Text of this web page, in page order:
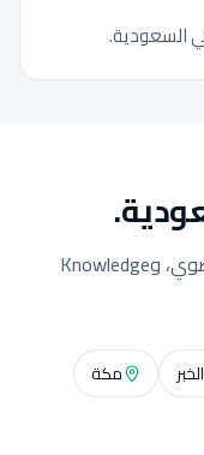
السعودية.
ترتيب محلي مدينة بمدينة , Map Pack، عضوي، وKnowledge
الخبر
مكة